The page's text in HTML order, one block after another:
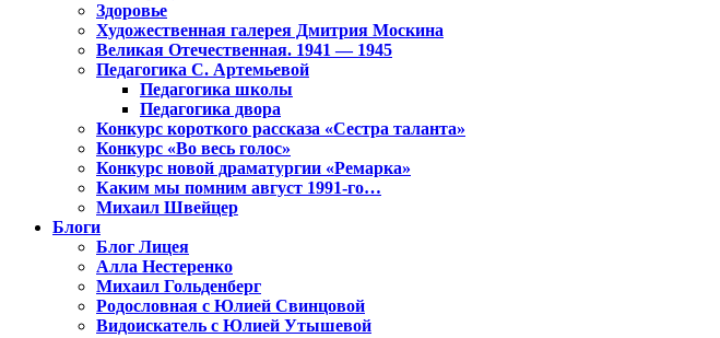
Здоровье
Художественная галерея Дмитрия Москина
Великая Отечественная. 1941 — 1945
Педагогика С. Артемьевой
Педагогика школы
Педагогика двора
Конкурс короткого рассказа «Сестра таланта»
Конкурс «Во весь голос»
Конкурс новой драматургии «Ремарка»
Каким мы помним август 1991-го…
Михаил Швейцер
Блоги
Блог Лицея
Алла Нестеренко
Михаил Гольденберг
Родословная с Юлией Свинцовой
Видоискатель с Юлией Утышевой